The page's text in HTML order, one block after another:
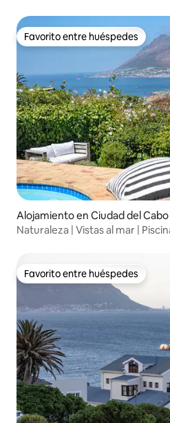
Favorito entre huéspedes
Favorito entre huéspedes
Alojamiento en Ciudad del Cabo
Naturaleza | Vistas al mar |
Favorito entre huéspedes
Favorito entre huéspedes